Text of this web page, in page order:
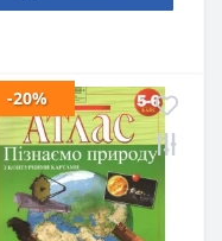
-20%